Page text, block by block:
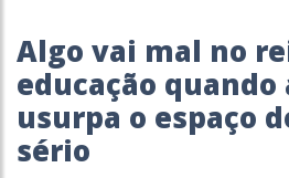
Algo vai mal no
educação
usurpa o espaço
sério